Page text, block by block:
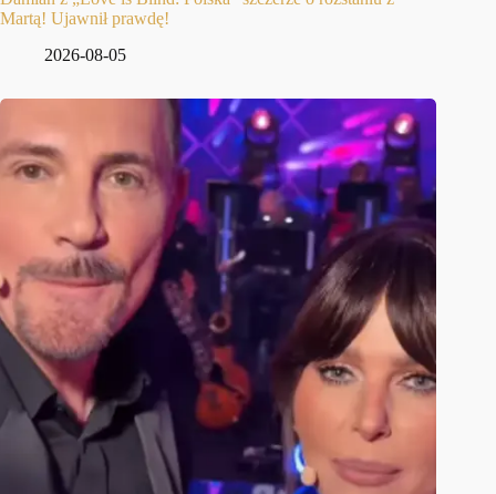
Martą! Ujawnił prawdę!
2026-08-05